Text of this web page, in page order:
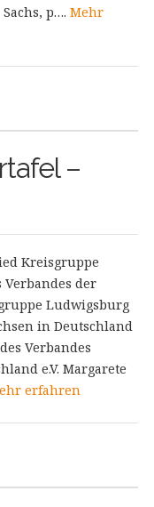
p…. Mehr
–
Kreisgruppe
der
Ludwigsburg
in Deutschland
Verbandes
e.V. Margarete
erfahren